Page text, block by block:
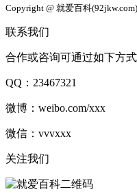
Copyright @ 就爱百科(92jkw.com)
联系我们
合作或咨询可通过如下方式
QQ：23467321
微博：weibo.com/xxx
微信：vvvxxx
关注我们